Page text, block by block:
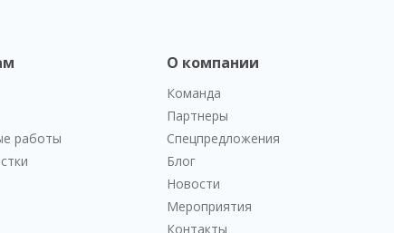
работы
О компании
Команда
Партнеры
Спецпредложения
Блог
Новости
Мероприятия
Контакты